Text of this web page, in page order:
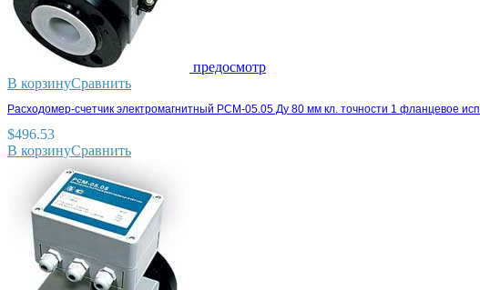
предосмотр
В корзинуСравнить
Расходомер-счетчик электромагнитный РСМ-05.05 Ду 80 мм кл. точности 1 фланцевое исп.
$496.53
В корзинуСравнить